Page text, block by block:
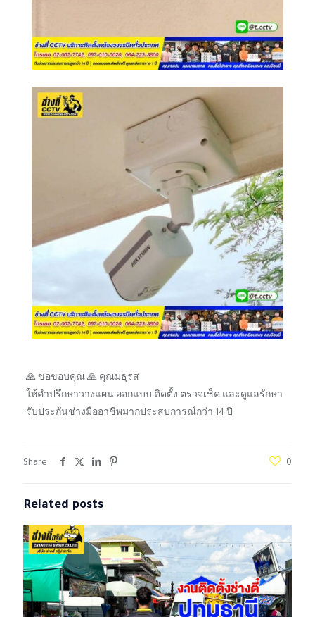
🙏 ขอขอบคุณ 🙏 คุณมธุรส
ให้คำปรึกษาวางแผน ออกแบบ ติดตั้ง ตรวจเช็ค และดูแลรักษา
รับประกันช่างมืออาชีพมากประสบการณ์กว่า 14 ปี
Share 0
Related posts